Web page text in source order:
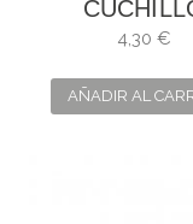
4,30 €
AÑADIR AL